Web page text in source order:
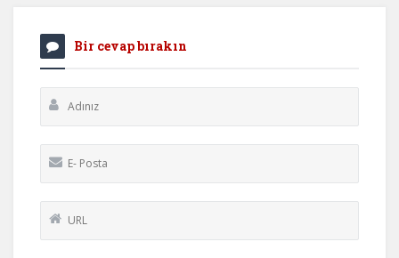
Bir cevap bırakın